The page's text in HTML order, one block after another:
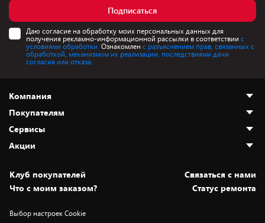
Подписаться
Даю согласие на обработку моих персональных данных для
получения рекламно-информационной рассылки в соответствии с
условиями обработки. Ознакомлен с разъяснением прав, связанных с
обработкой, механизмом их реализации, последствиями дачи
согласия или отказа.
Компания
О нас
Адреса магазинов
Новости
Статьи и обзоры
Вакансии
Дай пять добру!
Покупателям
Как сделать заказ
Оплата и доставка
Безналичный расчёт
Обмен и возврат товара
Обработка персональных данных
Сервисы
Установка техники
Для игровых консолей
Для мобильных устройств
Акции
Скидки и промокоды
Белорусские товары
Бонусы
Клуб покупателей
Cвязаться с нами
Что с моим заказом?
Статус ремонта
Выбор настроек Cookie